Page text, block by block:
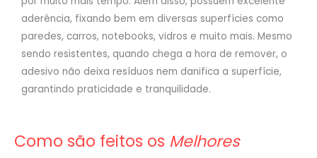
aderência, fixando bem em diversas superfícies como
paredes, carros, notebooks, vidros e muito mais. Mesmo
sendo resistentes, quando chega a hora de remover, o
adesivo não deixa resíduos nem danifica a superfície,
garantindo praticidade e tranquilidade.
Como são feitos os Melhores